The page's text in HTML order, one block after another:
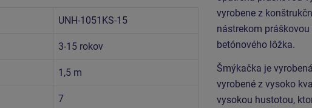
UNH-1051KS-15
3-15 rokov
1,5 m
7
vyrobene z
nástrekom
betónového lôžka.
Šmýkačka je
vyrobené z vysoko
vysokou hustotou,